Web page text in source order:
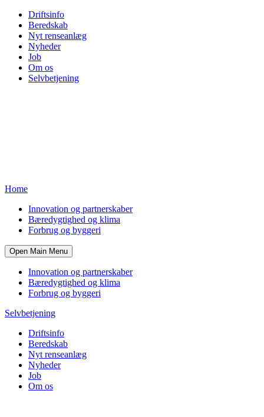
Driftsinfo
Beredskab
Nyt renseanlæg
Nyheder
Job
Om os
Selvbetjening
Home
Innovation og partnerskaber
Bæredygtighed og klima
Forbrug og byggeri
Open Main Menu
Innovation og partnerskaber
Bæredygtighed og klima
Forbrug og byggeri
Selvbetjening
Driftsinfo
Beredskab
Nyt renseanlæg
Nyheder
Job
Om os